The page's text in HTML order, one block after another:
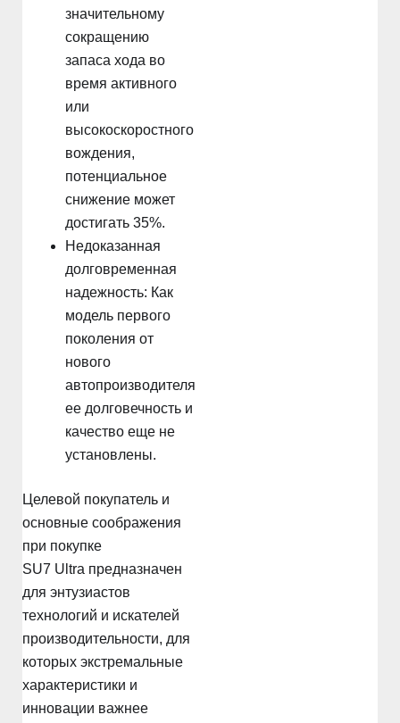
значительному
сокращению
запаса хода во
время активного
или
высокоскоростного
вождения,
потенциальное
снижение может
достигать 35%.
Недоказанная
долговременная
надежность: Как
модель первого
поколения от
нового
автопроизводителя,
ее долговечность и
качество еще не
установлены.
Целевой покупатель и
основные соображения
при покупке
SU7 Ultra предназначен
для энтузиастов
технологий и искателей
производительности, для
которых экстремальные
характеристики и
инновации важнее